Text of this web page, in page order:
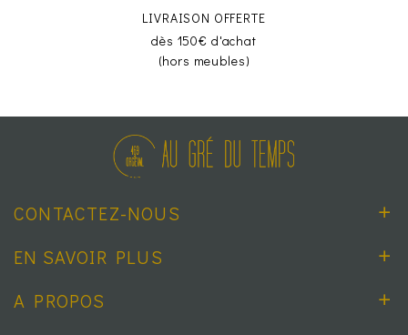
LIVRAISON OFFERTE
dès 150€ d'achat
(hors meubles)
CONTACTEZ-NOUS
EN SAVOIR PLUS
A PROPOS